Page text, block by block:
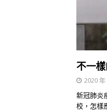
不一
2020 年
新冠肺炎
校，怎樣